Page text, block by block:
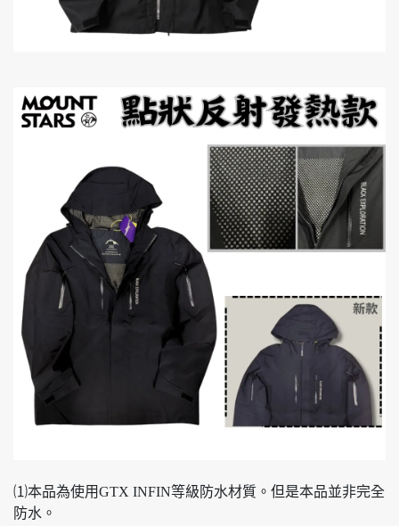
⑴本品為使用GTX INFIN等級防水材質。但是本品並非完全
防水。